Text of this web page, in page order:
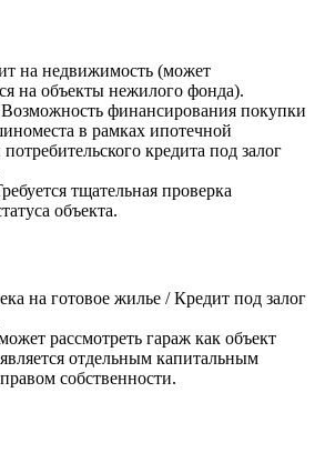
на недвижимость (может
на объекты нежилого фонда).
Возможность финансирования покупки
в рамках ипотечной
кредита под залог
тщательная проверка
объекта.
на готовое жилье / Кредит под залог
рассмотреть гараж как объект
отдельным капитальным
собственности.